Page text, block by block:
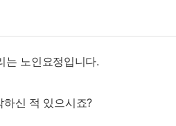
는 노인요정입니다.
신 적 있으시죠?